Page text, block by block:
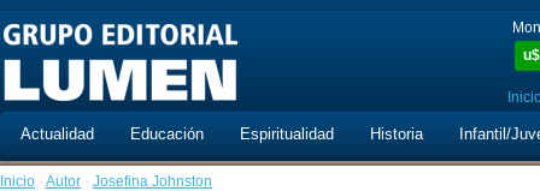
u$
Actualidad Educación Espiritualidad Historia Infantil/
Inicio · Autor · Josefina Johnston